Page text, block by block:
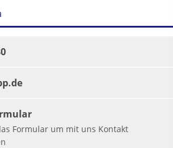
Formular um mit uns Kontakt